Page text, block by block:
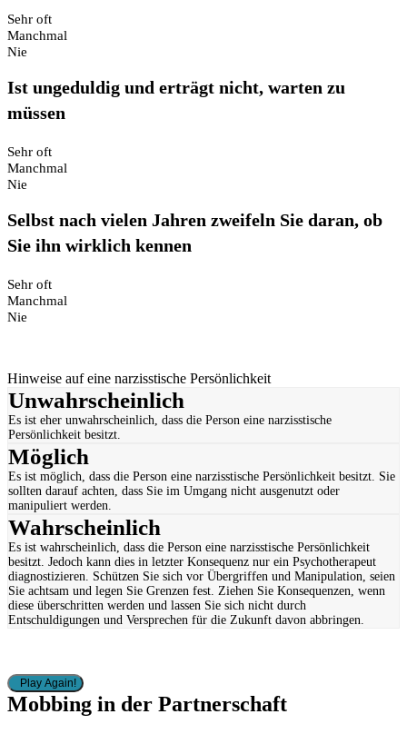
Sehr oft
Manchmal
Nie
Ist ungeduldig und erträgt nicht, warten zu
müssen
Sehr oft
Manchmal
Nie
Selbst nach vielen Jahren zweifeln Sie daran, ob
Sie ihn wirklich kennen
Sehr oft
Manchmal
Nie
Hinweise auf eine narzisstische Persönlichkeit
Unwahrscheinlich
Es ist eher unwahrscheinlich, dass die Person eine narzisstische
Persönlichkeit besitzt.
Möglich
Es ist möglich, dass die Person eine narzisstische Persönlichkeit besitzt. Sie
sollten darauf achten, dass Sie im Umgang nicht ausgenutzt oder
manipuliert werden.
Wahrscheinlich
Es ist wahrscheinlich, dass die Person eine narzisstische Persönlichkeit
besitzt. Jedoch kann dies in letzter Konsequenz nur ein Psychotherapeut
diagnostizieren. Schützen Sie sich vor Übergriffen und Manipulation, seien
Sie achtsam und legen Sie Grenzen fest. Ziehen Sie Konsequenzen, wenn
diese überschritten werden und lassen Sie sich nicht durch
Entschuldigungen und Versprechen für die Zukunft davon abbringen.
Play Again!
Mobbing in der Partnerschaft